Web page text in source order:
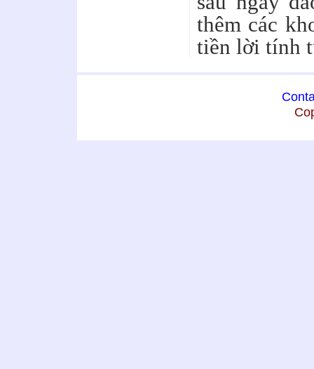
thêm các
tiền lời tính